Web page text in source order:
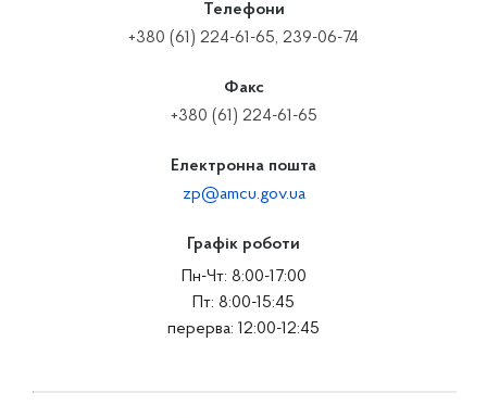
Телефони
+380 (61) 224-61-65, 239-06-74
Факс
+380 (61) 224-61-65
Електронна пошта
zp@amcu.gov.ua
Графік роботи
Пн-Чт: 8:00-17:00
Пт: 8:00-15:45
перерва: 12:00-12:45